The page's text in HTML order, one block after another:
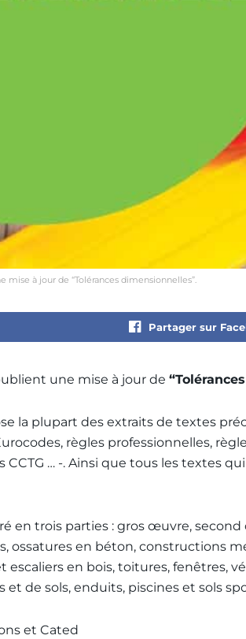
mise à jour de “Tolérances dimensionnelles”.
Partager sur
une mise à jour de
la plupart des extraits de textes
règles professionnelles,
CCTG … -. Ainsi que tous les textes
en trois parties : gros œuvre,
ossatures en béton, constructions
escaliers en bois, toitures, fenêtres,
de sols, enduits, piscines et sols
et Cated